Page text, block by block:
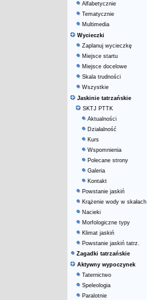
Alfabetycznie
Tematycznie
Multimedia
Wycieczki
Zaplanuj wycieczkę
Miejsce startu
Miejsce docelowe
Skala trudności
Wszystkie
Jaskinie tatrzańskie
SKTJ PTTK
Aktualności
Działalność
Kurs
Wspomnienia
Polecane strony
Galeria
Kontakt
Powstanie jaskiń
Krążenie wody w skałach
Nacieki
Morfologiczne typy
Klimat jaskiń
Powstanie jaskiń tatrz.
Zagadki tatrzańskie
Aktywny wypoczynek
Taternictwo
Speleologia
Paralotnie